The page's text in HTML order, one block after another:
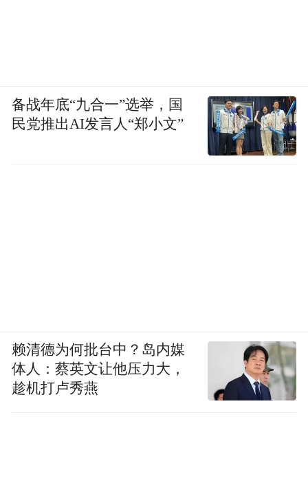
备战年底“九合一”选举，国
民党推出AI发言人“郑小文”
赖清德为何批台中？岛内媒
体人：蔡英文让他压力大，
趁机打卢秀燕